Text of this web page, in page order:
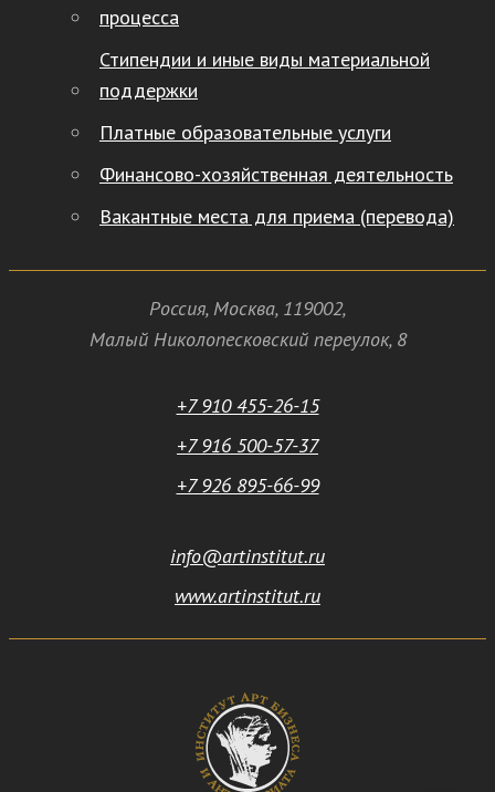
процесса
Стипендии и иные виды материальной
поддержки
Платные образовательные услуги
Финансово-хозяйственная деятельность
Вакантные места для приема (перевода)
Россия, Москва, 119002,
Малый Николопесковский переулок,8
+7 910 455-26-15
+7 916 500-57-37
+7 926 895-66-99
info@artinstitut.ru
www.artinstitut.ru